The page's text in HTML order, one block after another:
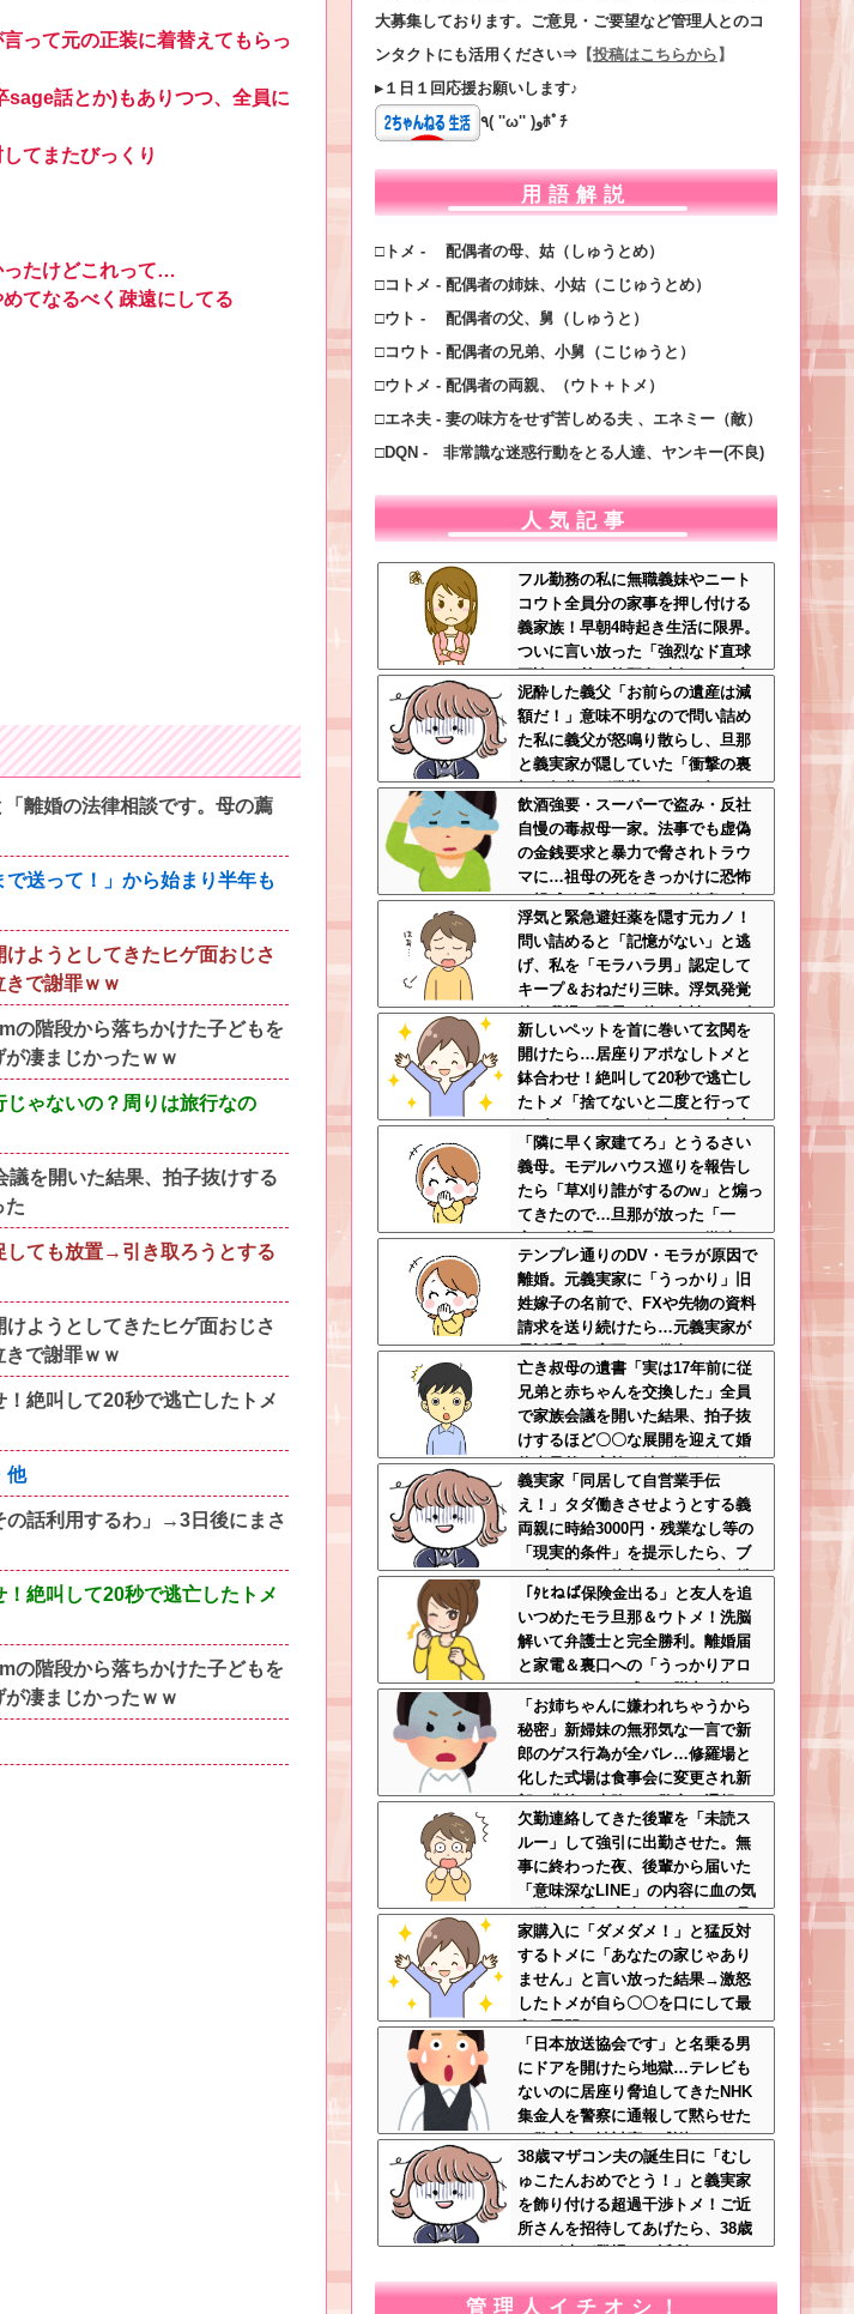
って元の正装に着替えてもらっ
sage話とか)もありつつ、全員に
てまたびっくり
ったけどこれって…
てなるべく疎遠にしてる
離婚の法律相談です。母の薦
送って！」から始まり半年も
ようとしてきたヒゲ面おじさ
で謝罪ｗｗ
の階段から落ちかけた子どもを
凄まじかったｗｗ
ゃないの？周りは旅行なの
を開いた結果、拍子抜けする
た
しても放置→引き取ろうとする
ようとしてきたヒゲ面おじさ
で謝罪ｗｗ
絶叫して20秒で逃亡したトメ
他
の話利用するわ」→3日後にまさ
絶叫して20秒で逃亡したトメ
の階段から落ちかけた子どもを
凄まじかったｗｗ
大募集しております。ご意見・ご要望など管理人とのコ
ンタクトにも活用ください⇒ 【投稿はこちらから 】
▸１日１回応援お願いします♪
٩( ''ω'' )وﾎﾟﾁ
用語解説
□トメ - 配偶者の母、姑（しゅうとめ）
□コトメ - 配偶者の姉妹、小姑（こじゅうとめ）
□ウト - 配偶者の父、舅（しゅうと）
□コウト - 配偶者の兄弟、小舅（こじゅうと）
□ウトメ - 配偶者の両親、（ウト＋トメ）
□エネ夫 - 妻の味方をせず苦しめる夫 、エネミー（敵）
□DQN - 非常識な迷惑行動をとる人達、ヤンキー(不良)
人気記事
フル勤務の私に無職義妹やニート
コウト全員分の家事を押し付ける
義家族！早朝4時起き生活に限界。
ついに言い放った「強烈なド直球
正論」に義一族阿鼻叫喚ｗｗ←怠
け者どもに正論のナイフをグサリ
泥酔した義父「お前らの遺産は減
額だ！」意味不明なので問い詰め
た私に義父が怒鳴り散らし、旦那
と義実家が隠していた「衝撃の裏
切り行為」が発覚ｗｗｗ←知らん
間に200万払われてて草
飲酒強要・スーパーで盗み・反社
自慢の毒叔母一家。法事でも虚偽
の金銭要求と暴力で脅されトラウ
マに…祖母の死をきっかけに恐怖
の親戚と「永久絶縁」を決意←自
分の身の安全を最優先にして大正
解
浮気と緊急避妊薬を隠す元カノ！
問い詰めると「記憶がない」と逃
げ、私を「モラハラ男」認定して
キープ＆おねだり三昧。浮気発覚
後、我慢の限界で他の女性とスピ
ード婚した結果ｗｗｗｗｗ
新しいペットを首に巻いて玄関を
開けたら…居座りアポなしトメと
鉢合わせ！絶叫して20秒で逃亡し
たトメ「捨てないと二度と行って
あげない！」←もう来なくて大丈
夫ですｗ
「隣に早く家建てろ」とうるさい
義母。モデルハウス巡りを報告し
たら「草刈り誰がするのw」と煽っ
てきたので…旦那が放った「一
言」に義母オロオロｗｗ←嫌味を
逆手にとった神対応すぎる
テンプレ通りのDV・モラが原因で
離婚。元義実家に「うっかり」旧
姓嫁子の名前で、FXや先物の資料
請求を送り続けたら…元義実家が
電話番号を変更し、借金まみれに
なっていた話ｗｗｗｗｗ
亡き叔母の遺書「実は17年前に従
兄弟と赤ちゃんを交換した」全員
で家族会議を開いた結果、拍子抜
けするほど〇〇な展開を迎えて婚
約者呆然←家族の絆が深すぎて修
羅場にならんかった
義実家「同居して自営業手伝
え！」タダ働きさせようとする義
両親に時給3000円・残業なし等の
「現実的条件」を提示したら、ブ
チギレられて絶句ｗｗ←タダで働
く嫁がいるわけないだろ
「ﾀﾋねば保険金出る」と友人を追
いつめたモラ旦那＆ウトメ！洗脳
解いて弁護士と完全勝利。離婚届
と家電＆裏口への「うっかりアロ
ンアルファ」を残して脱出←悔し
泣きしながらやることがエグくて
草
「お姉ちゃんに嫌われちゃうから
秘密」新婦妹の無邪気な一言で新
郎のゲス行為が全バレ…修羅場と
化した式場は食事会に変更され新
郎は悲惨な末路へ←警察に通報さ
れてもおかしくないレベル
欠勤連絡してきた後輩を「未読ス
ルー」して強引に出勤させた。無
事に終わった夜、後輩から届いた
「意味深なLINE」の内容に血の気
が引いた話←完全に未読スルー見
抜かれてて草
家購入に「ダメダメ！」と猛反対
するトメに「あなたの家じゃあり
ません」と言い放った結果→激怒
したトメが自ら〇〇を口にして最
高の展開へｗｗｗｗｗｗ
「日本放送協会です」と名乗る男
にドアを開けたら地獄…テレビも
ないのに居座り脅迫してきたNHK
集金人を警察に通報して黙らせた
←警察官の神対応に感謝しかない
38歳マザコン夫の誕生日に「むし
ゅこたんおめでとう！」と義実家
を飾り付ける超過干渉トメ！ご近
所さんを招待してあげたら、38歳
メタボ夫が登場して近所のおじい
管理人イチオシ！